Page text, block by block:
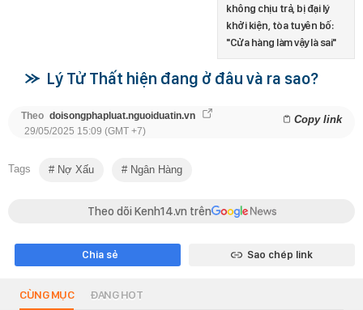
không chịu trả, bị đại lý
khởi kiện, tòa tuyên bố:
"Cửa hàng làm vậy là sai"
Lý Tử Thất hiện đang ở đâu và ra sao?
Theo doisongphapluat.nguoiduatin.vn Copy link
29/05/2025 15:09 (GMT +7)
Tags Nợ Xấu Ngân Hàng
Theo dõi Kenh14.vn trên
Chia sẻ Sao chép link
CÙNG MỤC ĐANG HOT